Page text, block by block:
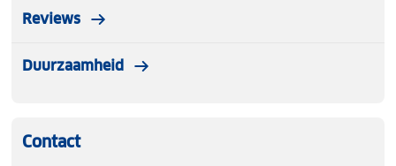
Reviews
Duurzaamheid
Contact